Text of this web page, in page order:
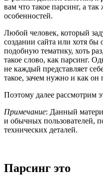
вам что такое парсинг, а
особенностей.
Любой человек, который
создании сайта или хотя бы
подобную тематику, хоть
такое слово, как парсинг.
не каждый представляет
такое, зачем нужно и как он
Поэтому далее рассмотрим
Примечание: Данный
и обычных пользователей,
технических деталей.
Парсинг это